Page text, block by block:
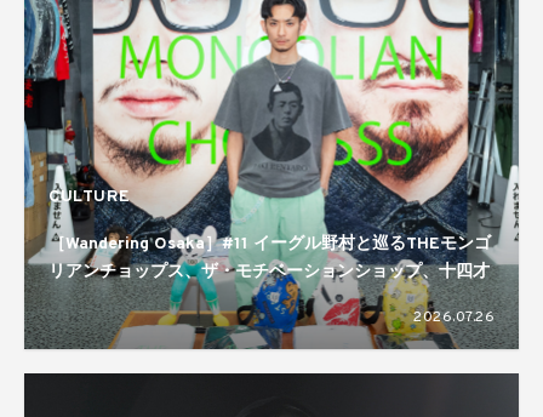
CULTURE
［Wandering Osaka］#11 イーグル野村と巡るTHEモンゴ
リアンチョップス、ザ・モチベーションショップ、十四才
2026.07.26